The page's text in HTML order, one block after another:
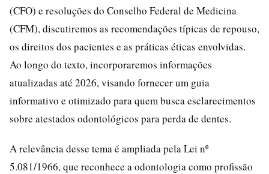
(CFO) e resoluções do Conselho Federal de Medicina
(CFM), discutiremos as recomendações típicas de repouso,
os direitos dos pacientes e as práticas éticas envolvidas.
Ao longo do texto, incorporaremos informações
atualizadas até 2026, visando fornecer um guia
informativo e otimizado para quem busca esclarecimentos
sobre atestados odontológicos para perda de dentes.
A relevância desse tema é ampliada pela Lei nº
5.081/1966, que reconhece a odontologia como profissão